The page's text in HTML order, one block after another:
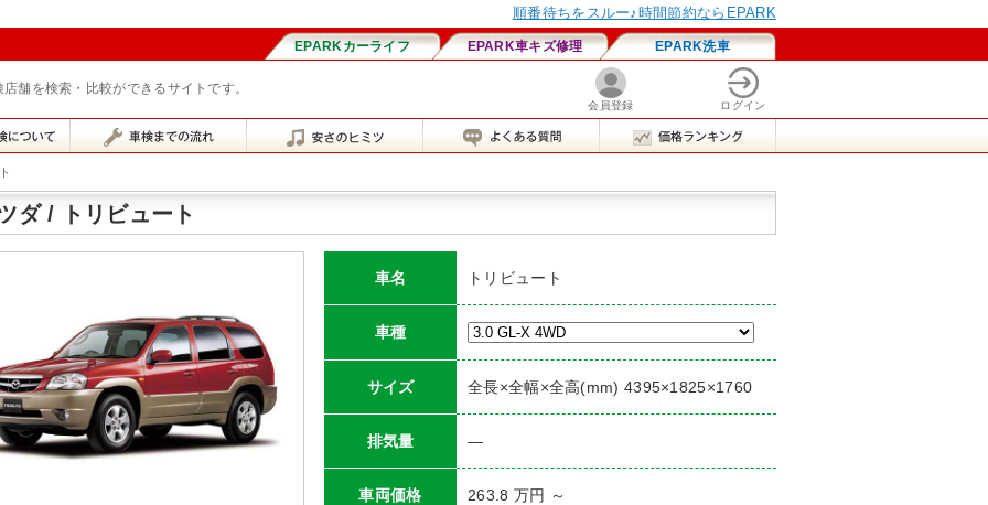
舗を検索・比較ができるサイトです。
ダ / トリビュート
車名 トリビュート
車種
サイズ 全長×全幅×全高(mm) 4395×1825×1760
排気量 ―
車両価格 263.8 万円 ～